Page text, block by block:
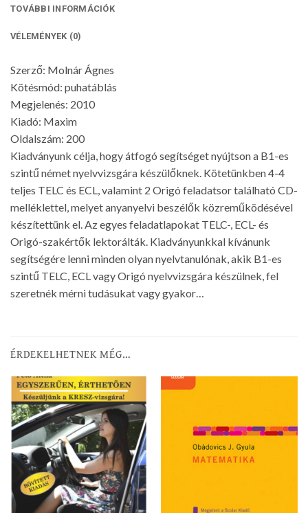
TOVÁBBI INFORMÁCIÓK
VÉLEMÉNYEK (0)
Szerző: Molnár Ágnes
Kötésmód: puhatáblás
Megjelenés: 2010
Kiadó: Maxim
Oldalszám: 200
Kiadványunk célja, hogy átfogó segítséget nyújtson a B1-es
szintű német nyelvvizsgára készülőknek. Kötetünkben 4-4
teljes TELC és ECL, valamint 2 Origó feladatsor található CD-
melléklettel, melyet anyanyelvi beszélők közreműködésével
készítettünk el. Az egyes feladatlapokat TELC-, ECL- és
Origó-szakértők lektorálták. Kiadványunkkal kívánunk
segítségére lenni minden olyan nyelvtanulónak, akik B1-es
szintű TELC, ECL vagy Origó nyelvvizsgára készülnek, fel
szeretnék mérni tudásukat vagy gyakor…
ÉRDEKELHETNEK MÉG…